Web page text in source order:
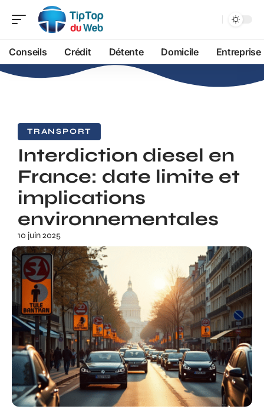
Conseils Crédit Détente Domicile Entreprise
TRANSPORT
Interdiction diesel en
France: date limite et
implications
environnementales
10 juin 2025